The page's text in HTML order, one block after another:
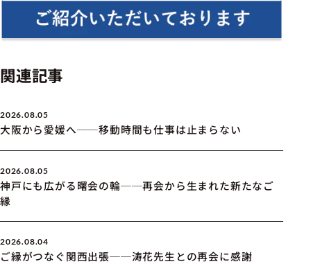
関連記事
2026.08.05
大阪から愛媛へ──移動時間も仕事は止まらない
2026.08.05
神戸にも広がる曙会の輪──再会から生まれた新たなご
縁
2026.08.04
ご縁がつなぐ関西出張──涛花先生との再会に感謝